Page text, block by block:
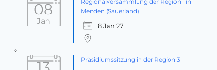
08
Jan
Regionalversammlung der Region 1 in
Menden (Sauerland)
8 Jan 27
Präsidiumssitzung in der Region 3